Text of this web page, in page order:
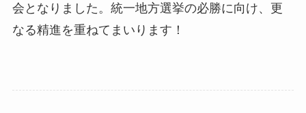
会となりました。統一地方選挙の必勝に向け、更
なる精進を重ねてまいります！